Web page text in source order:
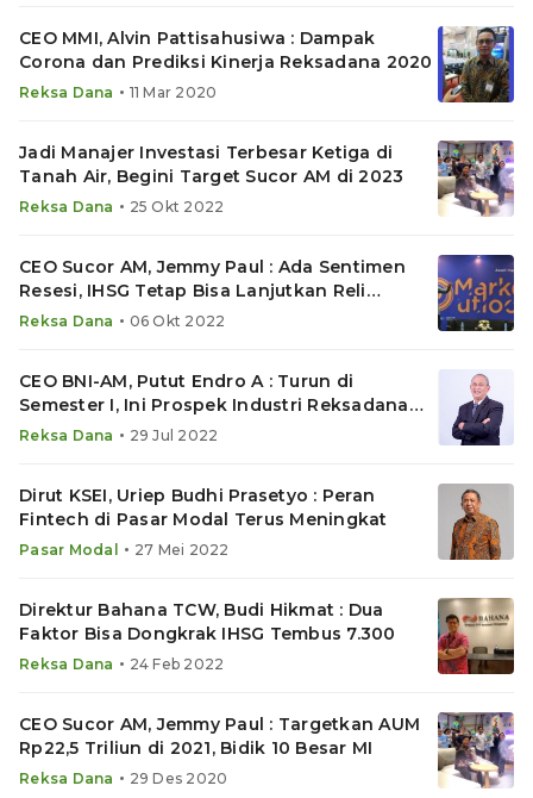
CEO MMI, Alvin Pattisahusiwa : Dampak
Corona dan Prediksi Kinerja Reksadana 2020
Reksa Dana • 11 Mar 2020
Jadi Manajer Investasi Terbesar Ketiga di
Tanah Air, Begini Target Sucor AM di 2023
Reksa Dana • 25 Okt 2022
CEO Sucor AM, Jemmy Paul : Ada Sentimen
Resesi, IHSG Tetap Bisa Lanjutkan Reli
hingga Akhir 2022
Reksa Dana • 06 Okt 2022
CEO BNI-AM, Putut Endro A : Turun di
Semester I, Ini Prospek Industri Reksadana
Hingga Akhir 2022
Reksa Dana • 29 Jul 2022
Dirut KSEI, Uriep Budhi Prasetyo : Peran
Fintech di Pasar Modal Terus Meningkat
Pasar Modal • 27 Mei 2022
Direktur Bahana TCW, Budi Hikmat : Dua
Faktor Bisa Dongkrak IHSG Tembus 7.300
Reksa Dana • 24 Feb 2022
CEO Sucor AM, Jemmy Paul : Targetkan AUM
Rp22,5 Triliun di 2021, Bidik 10 Besar MI
Reksa Dana • 29 Des 2020